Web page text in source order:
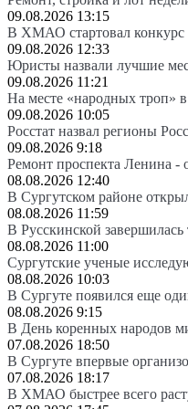
09.08.2026 13:15
В ХМАО стартовал
09.08.2026 12:33
Юристы назвали лучшие
09.08.2026 11:21
На месте «народных троп»
09.08.2026 10:05
Росстат назвал регионы
09.08.2026 9:18
Ремонт проспекта Ленина -
08.08.2026 12:40
В Сургутском районе
08.08.2026 11:59
В Русскинской завершилась
08.08.2026 11:00
Сургутские ученые
08.08.2026 10:03
В Сургуте появился еще
08.08.2026 9:15
В День коренных народов
07.08.2026 18:50
В Сургуте впервые
07.08.2026 18:17
В ХМАО быстрее всего